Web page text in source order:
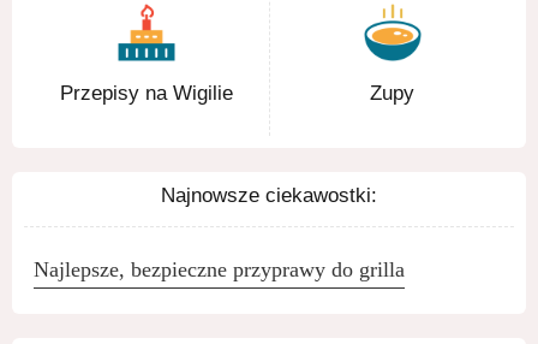
Przepisy na Wigilie Zupy
Najnowsze ciekawostki:
Najlepsze, bezpieczne przyprawy do grilla